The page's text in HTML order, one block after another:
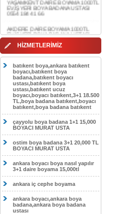
AKDERE DAİRE BOYAMA 1000TL
EV,İŞYERİ BOYA BADANA USTASI
CEBECİ DAİRE BOYAMA 1000TL
EV,İŞYERİ BOYA BADANA USTASI
HASKÖY DAİRE BOYAMA 1000TL
EV,İŞYERİ BOYA BADANA USTASI
0554 184 41 66
GÖLBAŞI DAİRE BOYAMA 1000TL
EV,İŞYERİ BOYA BADANA USTASI
0554 184 41 66
EV,İŞYERİ BOYA BADANA USTASI
0554 184 41 66
HİZMETLERİMİZ
batıkent boya,ankara batıkent
boyacı,batıkent boya
badana,batıkent boyacı
ustası,batıkent boya
ustası,batıkent ucuz
boyacı,boyacı batıkent,3+1 18.500
TL,boya badana batıkent,boyacı
batıkent,boya badana batıkent
çayyolu boya badana 1+1 15,000
BOYACI MURAT USTA
ostim boya badana 3+1 20,000 TL
BOYACI MURAT USTA
ankara boyacı boya nasıl yapılır
3+1 daire boyama 15,000tl
ankara iç cephe boyama
ankara boyacı,ankara boya
badana,ankara boya badana
ustası